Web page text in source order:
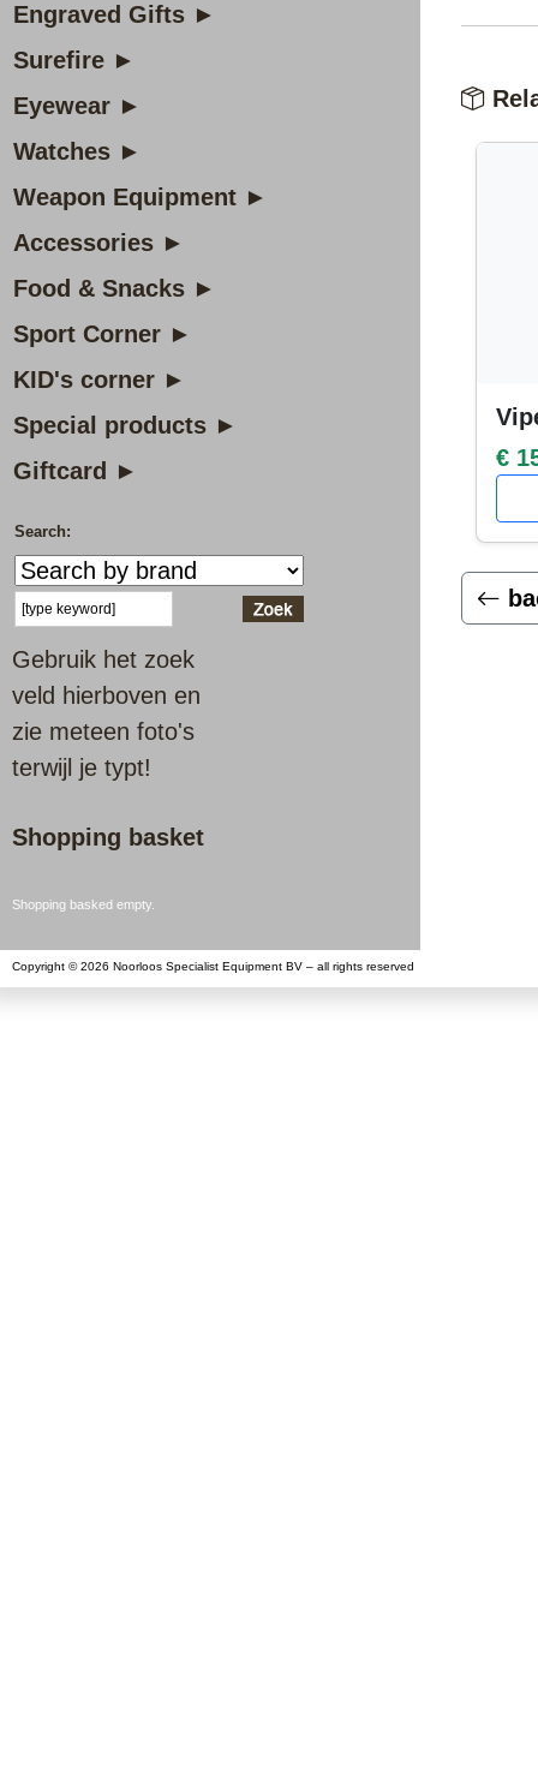
Engraved Gifts ►
Surefire ►
Eyewear ►
Watches ►
Weapon Equipment ►
Accessories ►
Food & Snacks ►
Sport Corner ►
KID's corner ►
Special products ►
Giftcard ►
Search:
Gebruik het zoek
veld hierboven en
zie meteen foto's
terwijl je typt!
Shopping basket
Shopping basked empty.
€
Copyright © 2026 Noorloos Specialist Equipment BV – all rights reserved